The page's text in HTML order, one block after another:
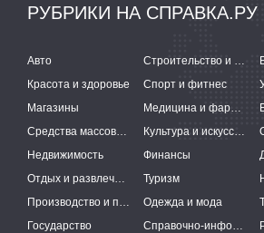
РУБРИКИ НА СПРАВКА.РУ
Авто Строительство и ремонт
Красота и здоровье
Спорт и фитнес
Магазины
Медицина и фармацевтика
Средства массовой информации
Культура и искусство
Недвижимость
Финансы
Отдых и развлечения
Туризм
Производство и поставки
Одежда и мода
Государство
Справочно-информационные системы